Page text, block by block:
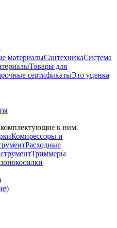
материалыСантехникаСистема
Товары для
сертификатыЭто уценка
к ним
Компрессоры и
Расходные
Триммеры